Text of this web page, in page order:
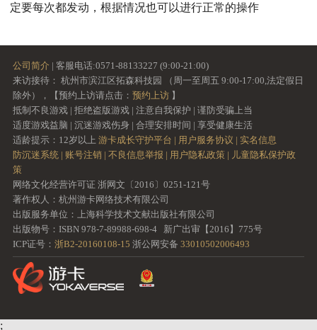
定要每次都发动，根据情况也可以进行正常的操作
公司简介 | 客服电话:0571-88133227 (9:00-21:00)
来访接待： 杭州市滨江区拓森科技园 （周一至周五 9:00-17:00,法定假日
除外），【预约上访请点击： 预约上访】
抵制不良游戏 | 拒绝盗版游戏 | 注意自我保护 | 谨防受骗上当
适度游戏益脑 | 沉迷游戏伤身 | 合理安排时间 | 享受健康生活
适龄提示：12岁以上 游卡成长守护平台 | 用户服务协议 | 实名信息
防沉迷系统 | 账号注销 | 不良信息举报 | 用户隐私政策 | 儿童隐私保护政
策
网络文化经营许可证 浙网文〔2016〕0251-121号
著作权人：杭州游卡网络技术有限公司
出版服务单位：上海科学技术文献出版社有限公司
出版物号：ISBN 978-7-89988-698-4 新广出审【2016】775号
ICP证号： 浙B2-20160108-15 浙公网安备 33010502006493
;